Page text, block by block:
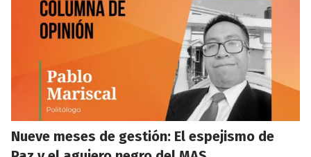
Nueve meses de gestión: El espejismo de